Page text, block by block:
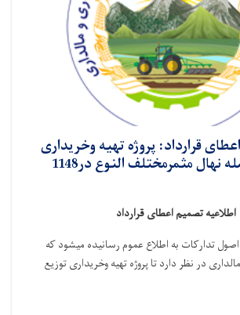
قرارداد: پروژه تهیه وخریداری
توزیع 108140 اصله نهال مثمرمختلف النوع در1148
اطلاعیه تصمیم اعطای قرارداد
تدارکات به اطلاع عموم رسانیده میشود که
در نظر دارد تاپروژه تهیه وخریداری توزیع